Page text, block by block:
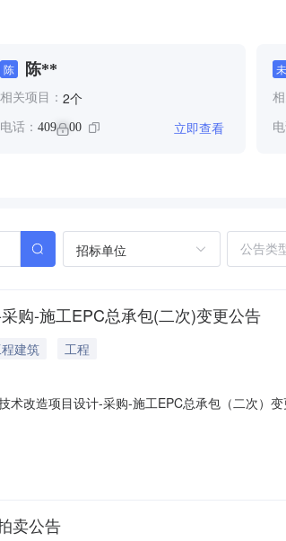
陈 陈**
相关项目： 2个
电话： 409**00 立即查看
未
电
招标单位
购-施工EPC总承包(二次)变更公告
建筑
工程
术改造项目设计-采购-施工EPC总承包（二次
卖公告